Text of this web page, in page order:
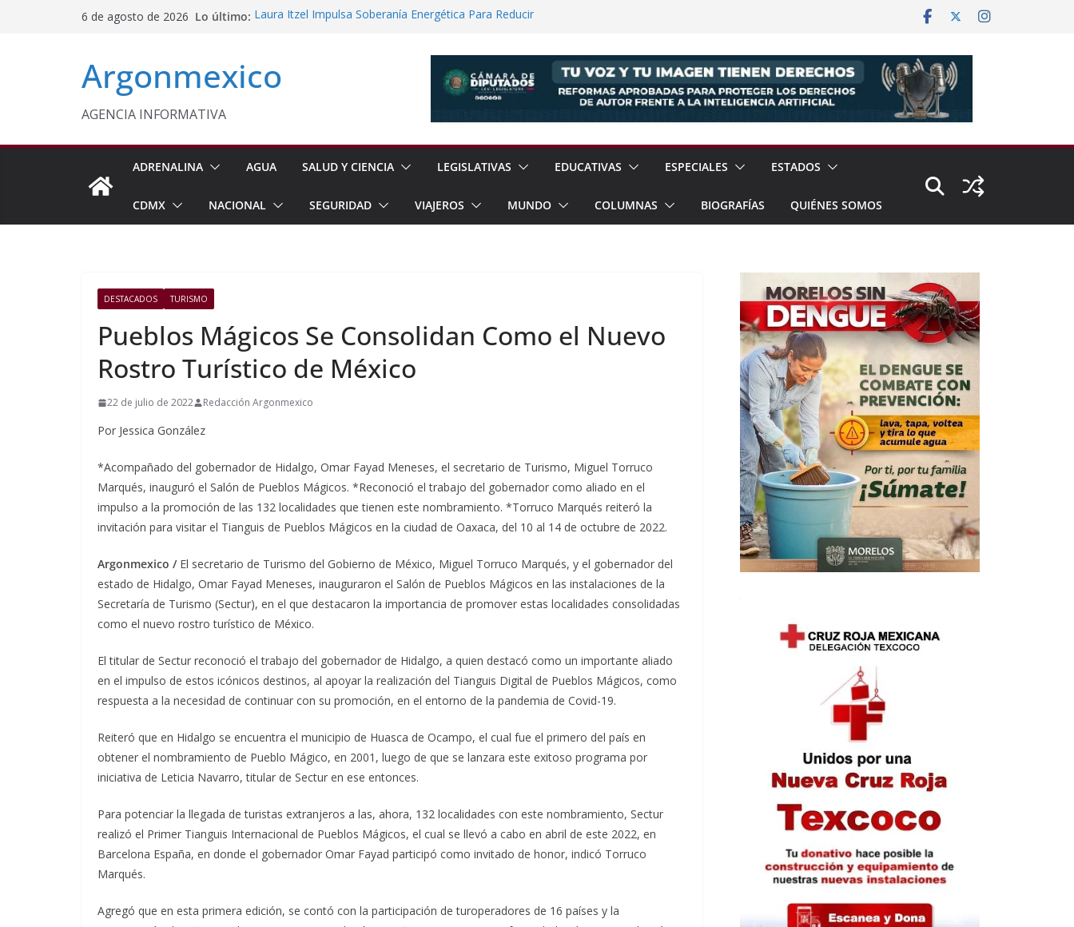
6 de agosto de 2026 Lo último: Laura Itzel Impulsa Soberanía Energética Para Reducir
Conagua Refuerza Seguridad Física en Presas Estratégicas de
Kenia López Respalda Fracking Para Fortalecer Soberanía
Energética
Argonmexico
AGENCIA INFORMATIVA
ADRENALINA AGUA SALUD Y CIENCIA LEGISLATIVAS EDUCATIVAS ESPECIALES ESTADOS
CDMX NACIONAL SEGURIDAD VIAJEROS MUNDO COLUMNAS BIOGRAFÍAS QUIÉNES SOMOS
DESTACADOS TURISMO
Pueblos Mágicos Se Consolidan Como el Nuevo
Rostro Turístico de México
22 de julio de 2022 Redacción Argonmexico
Por Jessica González
*Acompañado del gobernador de Hidalgo, Omar Fayad Meneses, el secretario de Turismo, Miguel Torruco
Marqués, inauguró el Salón de Pueblos Mágicos. *Reconoció el trabajo del gobernador como aliado en el
impulso a la promoción de las 132 localidades que tienen este nombramiento. *Torruco Marqués reiteró la
invitación para visitar el Tianguis de Pueblos Mágicos en la ciudad de Oaxaca, del 10 al 14 de octubre de 2022.
Argonmexico / El secretario de Turismo del Gobierno de México, Miguel Torruco Marqués, y el gobernador del
estado de Hidalgo, Omar Fayad Meneses, inauguraron el Salón de Pueblos Mágicos en las instalaciones de la
Secretaría de Turismo (Sectur), en el que destacaron la importancia de promover estas localidades consolidadas
como el nuevo rostro turístico de México.
El titular de Sectur reconoció el trabajo del gobernador de Hidalgo, a quien destacó como un importante aliado
en el impulso de estos icónicos destinos, al apoyar la realización del Tianguis Digital de Pueblos Mágicos, como
respuesta a la necesidad de continuar con su promoción, en el entorno de la pandemia de Covid-19.
Reiteró que en Hidalgo se encuentra el municipio de Huasca de Ocampo, el cual fue el primero del país en
obtener el nombramiento de Pueblo Mágico, en 2001, luego de que se lanzara este exitoso programa por
iniciativa de Leticia Navarro, titular de Sectur en ese entonces.
Para potenciar la llegada de turistas extranjeros a las, ahora, 132 localidades con este nombramiento, Sectur
realizó el Primer Tianguis Internacional de Pueblos Mágicos, el cual se llevó a cabo en abril de este 2022, en
Barcelona España, en donde el gobernador Omar Fayad participó como invitado de honor, indicó Torruco
Marqués.
Agregó que en esta primera edición, se contó con la participación de turoperadores de 16 países y la